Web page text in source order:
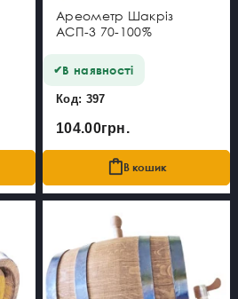
Ареометр Шакріз
АСП-3 70-100%
В наявності
Код: 397
104.00грн.
В кошик